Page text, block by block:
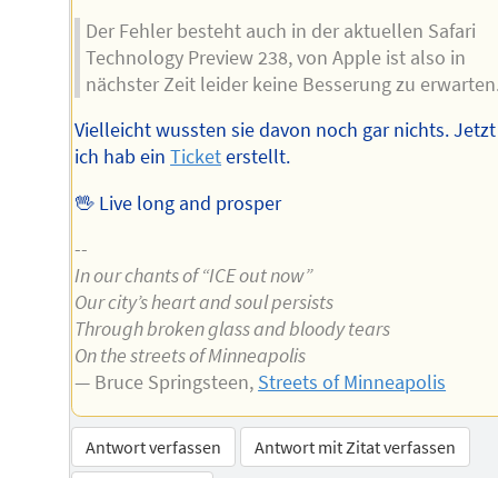
Der Fehler besteht auch in der aktuellen Safari
Technology Preview 238, von Apple ist also in
nächster Zeit leider keine Besserung zu
Vielleicht wussten sie davon noch gar nichts.
ich hab einTicketerstellt.
🖖 Live long and prosper
--
In our chants of “ICE out now”
Our city’s heart and soul persists
Through broken glass and bloody tears
On the streets of Minneapolis
— Bruce Springsteen, Streets of Minneapolis
Antwort verfassen
Antwort mit Zitat verfassen